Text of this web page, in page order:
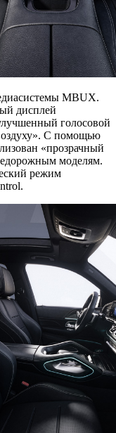
MBUX.
дисплей
голосовой
С помощью
«прозрачный
моделям.
режим